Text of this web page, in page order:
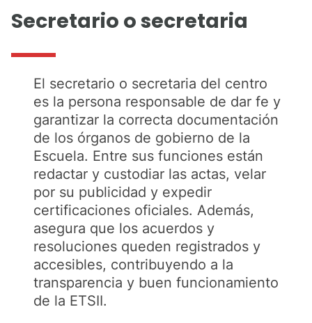
Secretario o secretaria
El secretario o secretaria del centro
es la persona responsable de dar fe y
garantizar la correcta documentación
de los órganos de gobierno de la
Escuela. Entre sus funciones están
redactar y custodiar las actas, velar
por su publicidad y expedir
certificaciones oficiales. Además,
asegura que los acuerdos y
resoluciones queden registrados y
accesibles, contribuyendo a la
transparencia y buen funcionamiento
de la ETSII.